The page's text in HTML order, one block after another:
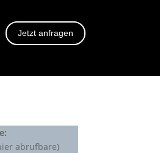
Jetzt anfragen
abrufbare)